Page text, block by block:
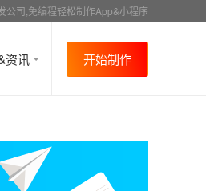
公司,免编程轻松制作App&小程序
资讯 开始制作